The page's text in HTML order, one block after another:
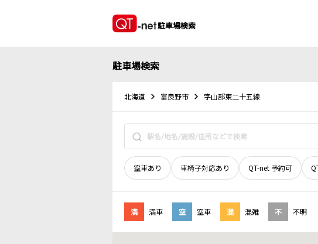
駐車場検索
駐車場検索
北海道 富良野市 字山部東二十五線
空車あり 車椅子対応あり QT-net 予約可
満 満車 空 空車 混 混雑 不 不明